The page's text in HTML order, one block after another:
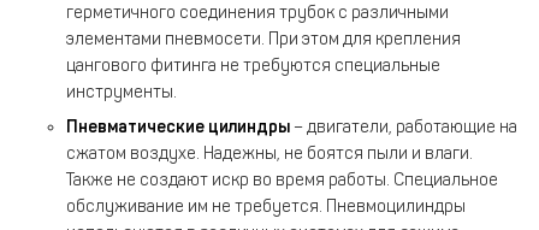
герметичного соединения трубок с различными
элементами пневмосети. При этом для крепления
цангового фитинга не требуются специальные
инструменты.
Пневматические цилиндры – двигатели, работающие на
сжатом воздухе. Надежны, не боятся пыли и влаги.
Также не создают искр во время работы. Специальное
обслуживание им не требуется. Пневмоцилиндры